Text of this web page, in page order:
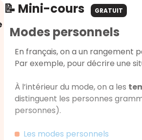
📝 Mini-cours GRATUIT
Modes personnels
En français, on a un rangement
Par exemple, pour décrire une
À l’intérieur du mode, on a les
distinguent les personnes
personnes).
Les modes personnels